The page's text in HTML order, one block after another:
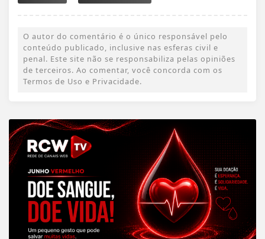
O autor do comentário é o único responsável pelo
conteúdo publicado, inclusive nas esferas civil e
penal. Este site não se responsabiliza pelas opiniões
de terceiros. Ao comentar, você concorda com os
Termos de Uso e Privacidade.